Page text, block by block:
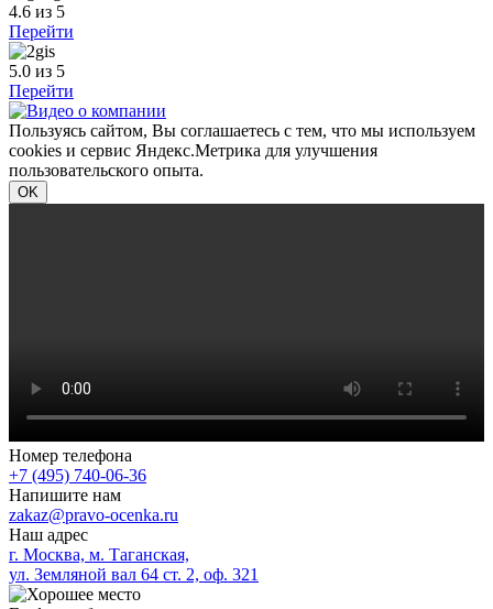
4.6 из 5
Перейти
5.0 из 5
Перейти
Пользуясь сайтом, Вы соглашаетесь с тем, что мы используем
cookies и сервис Яндекс.Метрика для улучшения
пользовательского опыта.
OK
Номер телефона
+7 (495) 740-06-36
Напишите нам
zakaz@pravo-ocenka.ru
Наш адрес
г. Москва, м. Таганская,
ул. Земляной вал 64 ст. 2, оф. 321